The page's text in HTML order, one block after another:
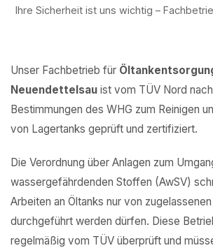
Ihre Sicherheit ist uns wichtig –
Unser Fachbetrieb für
Neuendettelsau ist vom TÜV Nord
Bestimmungen des WHG zum Reinigen
von Lagertanks geprüft und zertifiziert.
Die Verordnung über Anlagen zum
wassergefährdenden Stoffen (AwSV)
Arbeiten an Öltanks nur von
durchgeführt werden dürfen. Diese
regelmäßig vom TÜV überprüft und